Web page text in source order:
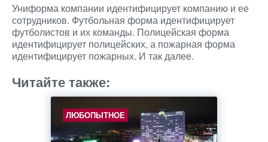
Униформа компании идентифицирует компанию и ее
сотрудников. Футбольная форма идентифицирует
футболистов и их команды. Полицейская форма
идентифицирует полицейских, а пожарная форма
идентифицирует пожарных. И так далее.
Читайте также:
ЛЮБОПЫТНОЕ